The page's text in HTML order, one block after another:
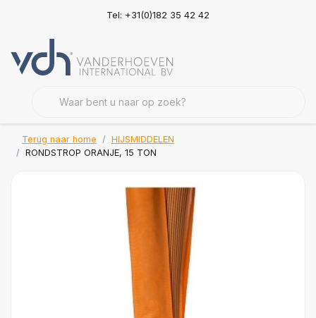
Tel: +31(0)182 35 42 42
Terug naar home
HIJSMIDDELEN
RONDSTROP ORANJE, 15 TON